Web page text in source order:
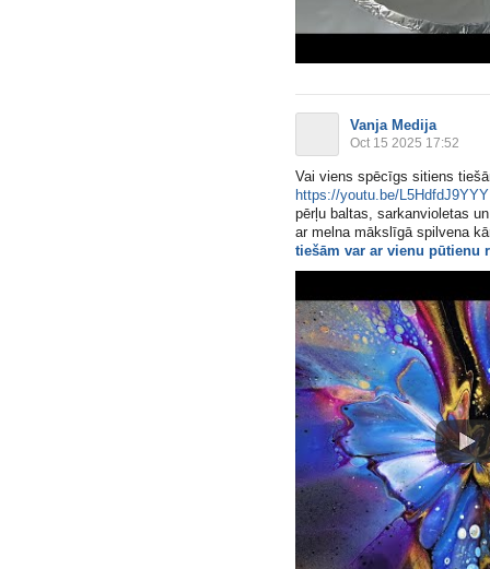
Vanja Medija
Oct 15 2025 17:52
Vai viens spēcīgs sitiens
https://youtu.be/L5HdfdJ9YYY
pērļu baltas, sarkanvioletas
ar melna mākslīgā spilvena
tiešām var ar vienu pūtienu